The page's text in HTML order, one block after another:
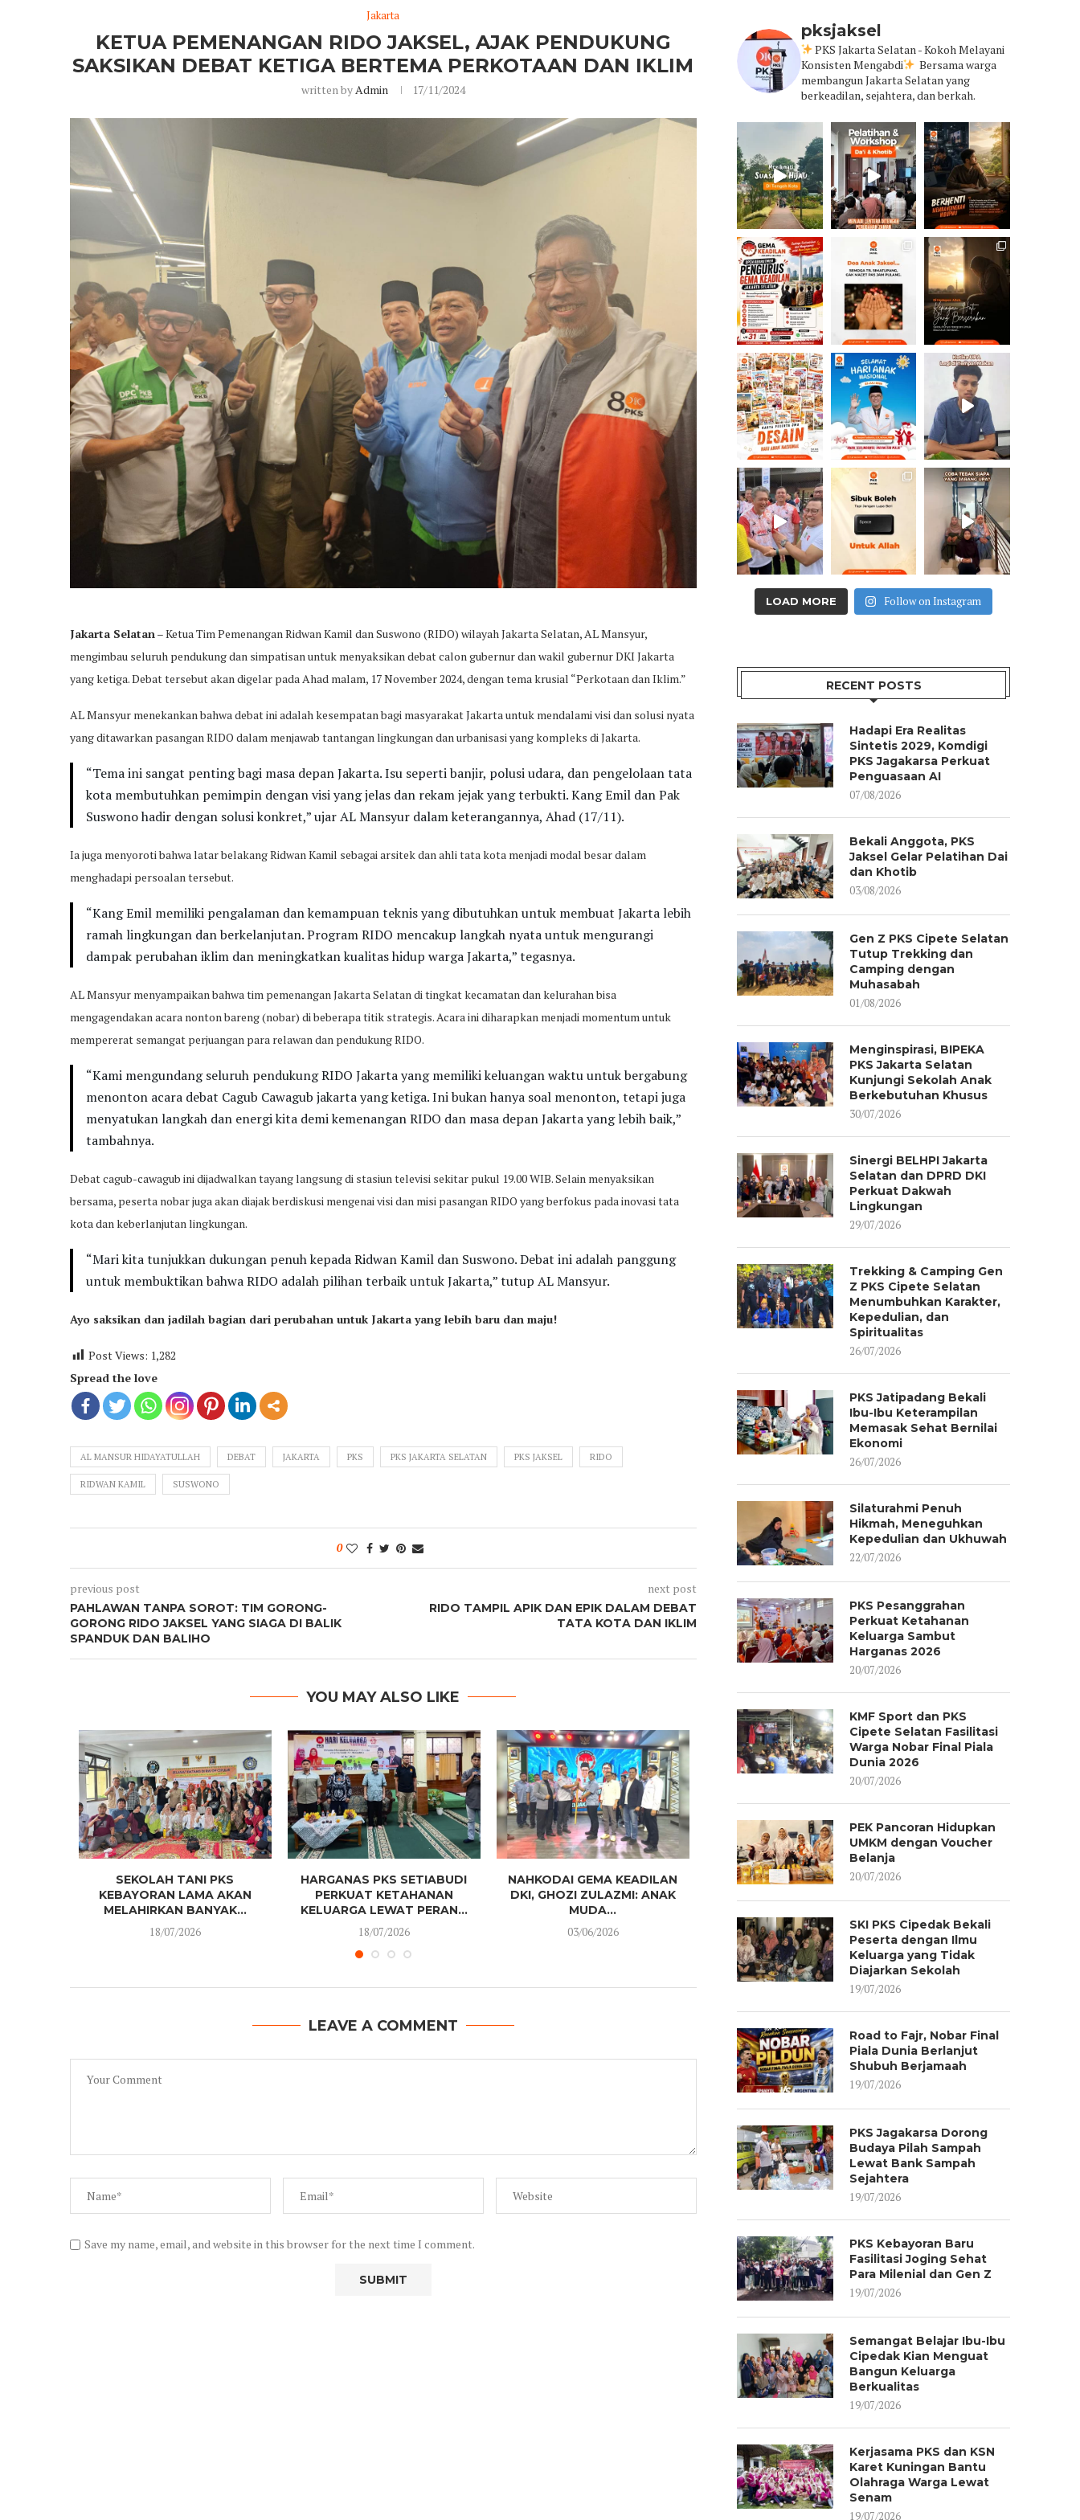
Jakarta
KETUA PEMENANGAN RIDO JAKSEL, AJAK PENDUKUNG
SAKSIKAN DEBAT KETIGA BERTEMA PERKOTAAN DAN IKLIM
written byAdmin 17/11/2024
Jakarta Selatan– Ketua Tim Pemenangan Ridwan Kamil dan Suswono (RIDO) wilayah Jakarta Selatan, AL Mansyur,
mengimbau seluruh pendukung dan simpatisan untuk menyaksikan debat calon gubernur dan wakil gubernur DKI Jakarta
yang ketiga. Debat tersebut akan digelar pada Ahad malam, 17 November 2024, dengan tema krusial “Perkotaan dan Iklim.”
AL Mansyur menekankan bahwa debat ini adalah kesempatan bagi masyarakat Jakarta untuk mendalami visi dan solusi nyata
yang ditawarkan pasangan RIDO dalam menjawab tantangan lingkungan dan urbanisasi yang kompleks di Jakarta.
“Tema ini sangat penting bagi masa depan Jakarta. Isu seperti banjir, polusi udara, dan pengelolaan tata
kota membutuhkan pemimpin dengan visi yang jelas dan rekam jejak yang terbukti. Kang Emil dan Pak
Suswono hadir dengan solusi konkret,” ujar AL Mansyur dalam keterangannya, Ahad (17/11).
Ia juga menyoroti bahwa latar belakang Ridwan Kamil sebagai arsitek dan ahli tata kota menjadi modal besar dalam
menghadapi persoalan tersebut.
“Kang Emil memiliki pengalaman dan kemampuan teknis yang dibutuhkan untuk membuat Jakarta lebih
ramah lingkungan dan berkelanjutan. Program RIDO mencakup langkah nyata untuk mengurangi
dampak perubahan iklim dan meningkatkan kualitas hidup warga Jakarta,” tegasnya.
AL Mansyur menyampaikan bahwa tim pemenangan Jakarta Selatan di tingkat kecamatan dan kelurahan bisa
mengagendakan acara nonton bareng (nobar) di beberapa titik strategis. Acara ini diharapkan menjadi momentum untuk
mempererat semangat perjuangan para relawan dan pendukung RIDO.
“Kami mengundang seluruh pendukung RIDO Jakarta yang memiliki keluangan waktu untuk bergabung
menonton acara debat Cagub Cawagub jakarta yang ketiga. Ini bukan hanya soal menonton, tetapi juga
menyatukan langkah dan energi kita demi kemenangan RIDO dan masa depan Jakarta yang lebih baik,”
tambahnya.
Debat cagub-cawagub ini dijadwalkan tayang langsung di stasiun televisi sekitar pukul 19.00 WIB. Selain menyaksikan
bersama, peserta nobar juga akan diajak berdiskusi mengenai visi dan misi pasangan RIDO yang berfokus pada inovasi tata
kota dan keberlanjutan lingkungan.
“Mari kita tunjukkan dukungan penuh kepada Ridwan Kamil dan Suswono. Debat ini adalah panggung
untuk membuktikan bahwa RIDO adalah pilihan terbaik untuk Jakarta,” tutup AL Mansyur.
Ayo saksikan dan jadilah bagian dari perubahan untuk Jakarta yang lebih baru dan maju!
Post Views: 1,282
Spread the love
AL MANSUR HIDAYATULLAH DEBAT JAKARTA PKS PKS JAKARTA SELATAN PKS JAKSEL RIDO
RIDWAN KAMIL SUSWONO
0
previous post
PAHLAWAN TANPA SOROT: TIM GORONG-
GORONG RIDO JAKSEL YANG SIAGA DI BALIK
SPANDUK DAN BALIHO
next post
RIDO TAMPIL APIK DAN EPIK DALAM DEBAT
TATA KOTA DAN IKLIM
YOU MAY ALSO LIKE
SEKOLAH TANI PKS
KEBAYORAN LAMA AKAN
MELAHIRKAN BANYAK...
18/07/2026
HARGANAS PKS SETIABUDI
PERKUAT KETAHANAN
KELUARGA LEWAT PERAN...
18/07/2026
NAHKODAI GEMA KEADILAN
DKI, GHOZI ZULAZMI: ANAK
MUDA...
03/06/2026
HNW AJAK ORMAS KAWAL
06/01/2026
04/05/2025
LEAVE A COMMENT
Save my name, email, and website in this browser for the next time I comment.
pksjaksel
PKS Jakarta Selatan - Kokoh Melayani
Konsisten Mengabdi
Bersama warga
membangun Jakarta Selatan yang
berkeadilan, sejahtera, dan berkah.
LOAD MORE Follow on Instagram
RECENT POSTS
Hadapi Era Realitas
Sintetis 2029, Komdigi
PKS Jagakarsa Perkuat
Penguasaan AI
07/08/2026
Bekali Anggota, PKS
Jaksel Gelar Pelatihan Dai
dan Khotib
03/08/2026
Gen Z PKS Cipete Selatan
Tutup Trekking dan
Camping dengan
Muhasabah
01/08/2026
Menginspirasi, BIPEKA
PKS Jakarta Selatan
Kunjungi Sekolah Anak
Berkebutuhan Khusus
30/07/2026
Sinergi BELHPI Jakarta
Selatan dan DPRD DKI
Perkuat Dakwah
Lingkungan
29/07/2026
Trekking & Camping Gen
Z PKS Cipete Selatan
Menumbuhkan Karakter,
Kepedulian, dan
Spiritualitas
26/07/2026
PKS Jatipadang Bekali
Ibu-Ibu Keterampilan
Memasak Sehat Bernilai
Ekonomi
26/07/2026
Silaturahmi Penuh
Hikmah, Meneguhkan
Kepedulian dan Ukhuwah
22/07/2026
PKS Pesanggrahan
Perkuat Ketahanan
Keluarga Sambut
Harganas 2026
20/07/2026
KMF Sport dan PKS
Cipete Selatan Fasilitasi
Warga Nobar Final Piala
Dunia 2026
20/07/2026
PEK Pancoran Hidupkan
UMKM dengan Voucher
Belanja
20/07/2026
SKI PKS Cipedak Bekali
Peserta dengan Ilmu
Keluarga yang Tidak
Diajarkan Sekolah
19/07/2026
Road to Fajr, Nobar Final
Piala Dunia Berlanjut
Shubuh Berjamaah
19/07/2026
PKS Jagakarsa Dorong
Budaya Pilah Sampah
Lewat Bank Sampah
Sejahtera
19/07/2026
PKS Kebayoran Baru
Fasilitasi Joging Sehat
Para Milenial dan Gen Z
19/07/2026
Semangat Belajar Ibu-Ibu
Cipedak Kian Menguat
Bangun Keluarga
Berkualitas
19/07/2026
Kerjasama PKS dan KSN
Karet Kuningan Bantu
Olahraga Warga Lewat
Senam
19/07/2026